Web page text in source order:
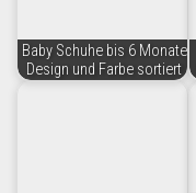
Baby Schuhe bis 6 Monate
Design und Farbe sortiert